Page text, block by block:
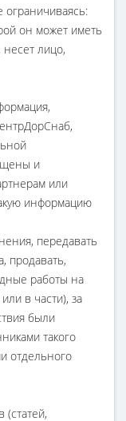
он может иметь
несет лицо,
и
или
информацию
передавать
продавать,
работы на
в части), за
были
такого
отдельного